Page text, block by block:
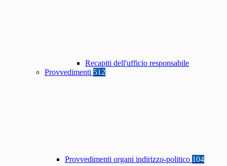
Recapiti dell'ufficio responsabile
Provvedimenti 512
Provvedimenti organi indirizzo-politico 104